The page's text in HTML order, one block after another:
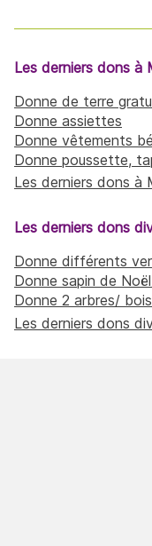
Les derniers dons à
Donne de terre
Donne assiettes
Donne vêtements
Donne poussette,
Les derniers dons à
Les derniers dons
Donne différents
Donne sapin de
Donne 2 arbres/
Les derniers dons